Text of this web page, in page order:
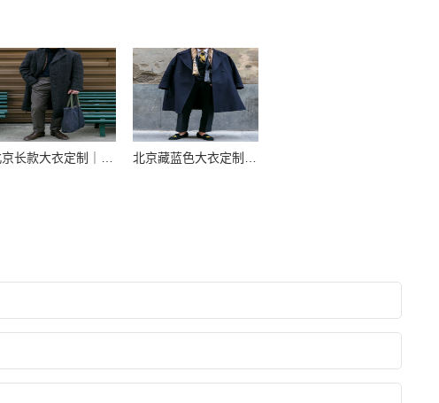
北京长款大衣定制｜商务精英首选｜高端私人定制专家 北京藏蓝色大衣定制｜商务男士高端之选｜私人定制专家